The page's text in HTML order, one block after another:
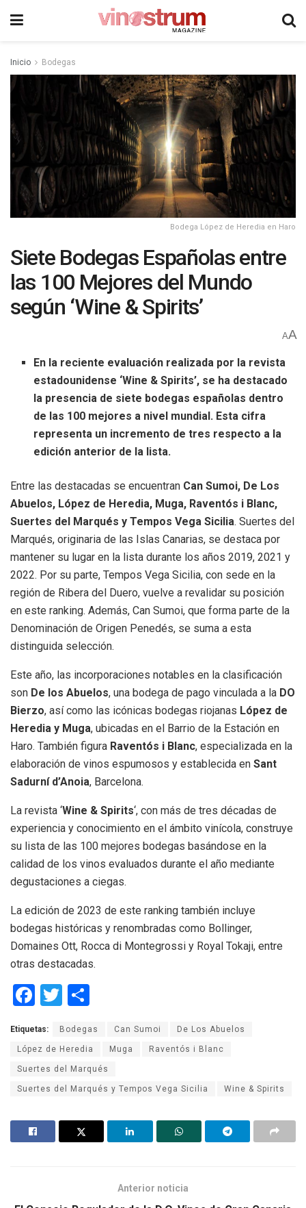
Inicio Bodegas
Bodega López de Heredia en Haro
Siete Bodegas Españolas entre
las 100 Mejores del Mundo
según ‘Wine & Spirits’
AA
En la reciente evaluación realizada por la revista
estadounidense ‘Wine & Spirits’, se ha destacado
la presencia de siete bodegas españolas dentro
de las 100 mejores a nivel mundial. Esta cifra
representa un incremento de tres respecto a la
edición anterior de la lista.
Entre las destacadas se encuentran Can Sumoi, De Los
Abuelos, López de Heredia, Muga, Raventós i Blanc,
Suertes del Marqués y Tempos Vega Sicilia. Suertes del
Marqués, originaria de las Islas Canarias, se destaca por
mantener su lugar en la lista durante los años 2019, 2021 y
2022. Por su parte, Tempos Vega Sicilia, con sede en la
región de Ribera del Duero, vuelve a revalidar su posición
en este ranking. Además, Can Sumoi, que forma parte de la
Denominación de Origen Penedés, se suma a esta
distinguida selección.
Este año, las incorporaciones notables en la clasificación
son De los Abuelos, una bodega de pago vinculada a la DO
Bierzo, así como las icónicas bodegas riojanas López de
Heredia y Muga, ubicadas en el Barrio de la Estación en
Haro. También figura Raventós i Blanc, especializada en la
elaboración de vinos espumosos y establecida en Sant
Sadurní d’Anoia, Barcelona.
La revista ‘Wine & Spirits‘, con más de tres décadas de
experiencia y conocimiento en el ámbito vinícola, construye
su lista de las 100 mejores bodegas basándose en la
calidad de los vinos evaluados durante el año mediante
degustaciones a ciegas.
La edición de 2023 de este ranking también incluye
bodegas históricas y renombradas como Bollinger,
Domaines Ott, Rocca di Montegrossi y Royal Tokaji, entre
otras destacadas.
F
ce
b
o
k
T
tt
er
m
p
ar
Etiquetas: Bodegas Can Sumoi De Los Abuelos
López de Heredia Muga Raventós i Blanc
Suertes del Marqués
Suertes del Marqués y Tempos Vega Sicilia Wine & Spirits
Anterior noticia